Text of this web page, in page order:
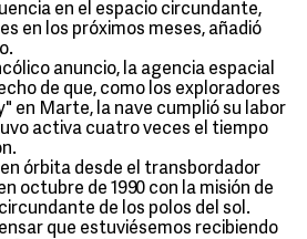
en el espacio circundante,
en los próximos meses, añadió
anuncio, la agencia espacial
de que, como los exploradores
en Marte, la nave cumplió su labor
activa cuatro veces el tiempo
órbita desde el transbordador
octubre de 1990 con la misión de
de los polos del sol.
que estuviésemos recibiendo